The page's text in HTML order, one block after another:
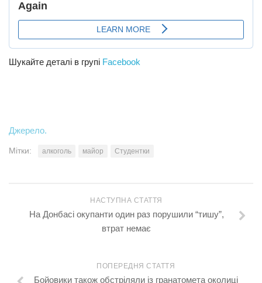
Шукайте деталі в групі Facebook
Джерело.
Мітки: алкоголь майор Студентки
НАСТУПНА СТАТТЯ
На Донбасі окупанти один раз порушили “тишу”,
втрат немає
ПОПЕРЕДНЯ СТАТТЯ
Бойовики також обстріляли із гранатомета околиці